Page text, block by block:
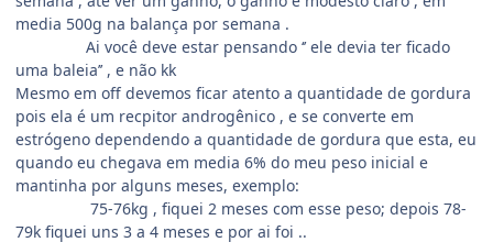
media 500g na balança por semana .
Ai você deve estar pensando ‘’ ele devia ter ficado
uma baleia’’ , e não kk
Mesmo em off devemos ficar atento a quantidade de gordura
pois ela é um recpitor androgênico , e se converte em
estrógeno dependendo a quantidade de gordura que esta, eu
quando eu chegava em media 6% do meu peso inicial e
mantinha por alguns meses, exemplo:
75-76kg , fiquei 2 meses com esse peso; depois 78-
79k fiquei uns 3 a 4 meses e por ai foi ..